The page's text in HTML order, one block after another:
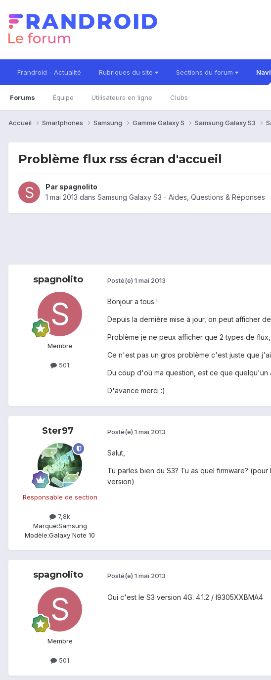
Frandroid - Actualité Rubriques du site Sections du forum
Forums Équipe Utilisateurs en ligne Clubs
Accueil Smartphones Samsung Gamme Galaxy S Samsung Galaxy S3
Problème flux rss écran d'accueil
Par spagnolito
1 mai 2013 dans Samsung Galaxy S3 - Aides, Questions & Réponses
spagnolito
Membre
501
Posté(e) 1 mai 2013
Bonjour a tous !
Depuis la dernière mise à jour, on peut afficher
Problème je ne peux afficher que 2 types de
Ce n'est pas un gros problème c'est juste que
Du coup d'où ma question, est ce que quelqu'un
D'avance merci :)
Ster97
Responsable de section
7,8k
Marque:Samsung
Modèle:Galaxy Note 10
Posté(e) 1 mai 2013
Salut,
Tu parles bien du S3? Tu as quel firmware?
version)
spagnolito
Membre
501
Posté(e) 1 mai 2013
Oui c'est le S3 version 4G. 4.1.2 / I9305XXBMA4